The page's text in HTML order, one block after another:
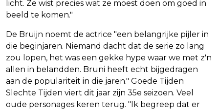
licht. Ze wist precies wat ze moest doen om goed in
beeld te komen."
De Bruijn noemt de actrice "een belangrijke pijler in
die beginjaren. Niemand dacht dat de serie zo lang
zou lopen, het was een gekke hype waar we met z'n
allen in belandden. Bruni heeft echt bijgedragen
aan de populariteit in die jaren." Goede Tijden
Slechte Tijden viert dit jaar zijn 35e seizoen. Veel
oude personages keren terug. "Ik begreep dat er